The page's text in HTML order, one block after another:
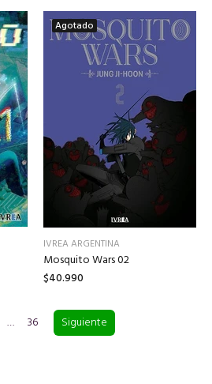
Agotado
IVREA ARGENTINA
Mosquito Wars 02
$40.990
… 36 Siguiente